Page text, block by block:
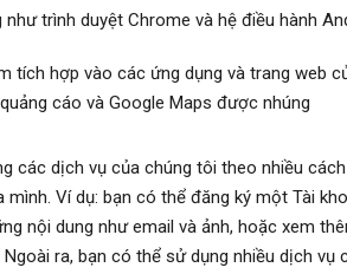
như trình duyệt Chrome và hệ điều hành
tích hợp vào các ứng dụng và trang web
cáo và Google Maps được nhúng
các dịch vụ của chúng tôi theo nhiều
mình. Ví dụ: bạn có thể đăng ký một Tài
nội dung như email và ảnh, hoặc xem
ra, bạn có thể sử dụng nhiều dịch vụ